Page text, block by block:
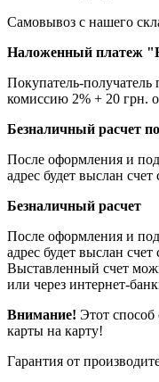
Самовывоз с нашего
Наложенный платеж
Покупатель-получатель
комиссию 2% + 20 грн.
Безналичный расчет
После оформления и
адрес будет выслан
Безналичный расчет
После оформления и
адрес будет выслан
Выставленный счет
или через интернет-
Внимание! Этот способ
карты на карту!
Гарантия от